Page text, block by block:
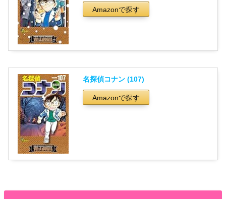
Amazonで探す
名探偵コナン (107)
Amazonで探す